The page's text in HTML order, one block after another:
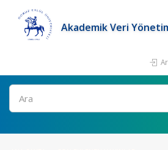
Akademik Veri
Ara